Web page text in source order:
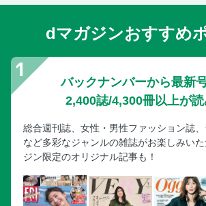
dマガジンおすすめ
バックナンバーから最新
2,400誌/4,300冊以上が
総合週刊誌、女性・男性ファッション誌
など多彩なジャンルの雑誌がお楽しみい
ジン限定のオリジナル記事も！